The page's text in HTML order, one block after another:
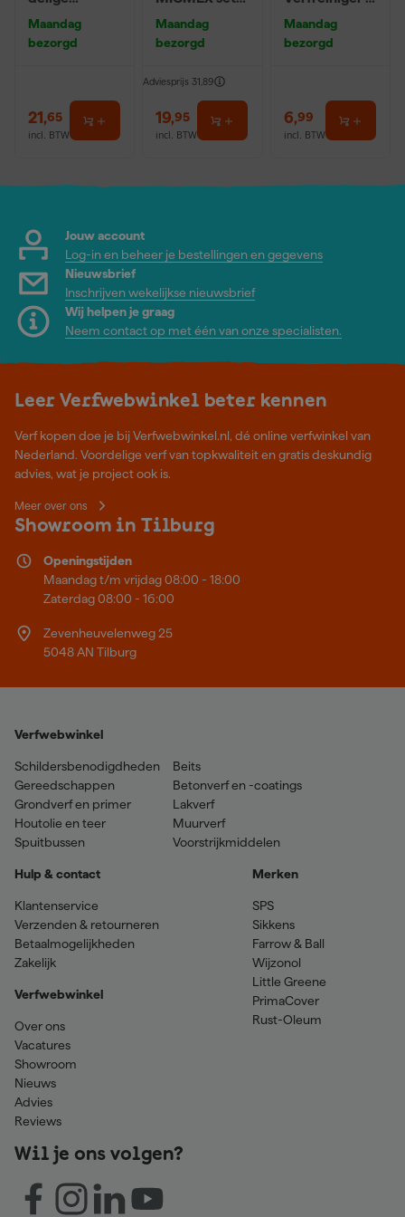
voor voegen
Maandag
bezorgd
21,65
incl. BTW
Maandag
bezorgd
Adviesprijs 31,89
19,95
incl. BTW
Maandag
bezorgd
6,99
incl. BTW
Jouw account
Log-in en beheer je bestellingen en gegevens
Nieuwsbrief
Inschrijven wekelijkse nieuwsbrief
Wij helpen je graag
Neem contact op met één van onze specialisten.
Leer Verfwebwinkel beter kennen
Verf kopen doe je bij Verfwebwinkel.nl, dé online verfwinkel van
Nederland. Voordelige verf van topkwaliteit en gratis deskundig
advies, wat je project ook is.
Meer over ons
Showroom in Tilburg
Openingstijden
Maandag t/m vrijdag 08:00 - 18:00
Zaterdag 08:00 - 16:00
Zevenheuvelenweg 25
5048 AN Tilburg
Verfwebwinkel
Schildersbenodigdheden
Gereedschappen
Grondverf en primer
Houtolie en teer
Spuitbussen
Beits
Betonverf en -coatings
Lakverf
Muurverf
Voorstrijkmiddelen
Hulp & contact
Klantenservice
Verzenden & retourneren
Betaalmogelijkheden
Zakelijk
Verfwebwinkel
Over ons
Vacatures
Showroom
Nieuws
Advies
Reviews
Merken
SPS
Sikkens
Farrow & Ball
Wijzonol
Little Greene
PrimaCover
Rust-Oleum
Wil je ons volgen?